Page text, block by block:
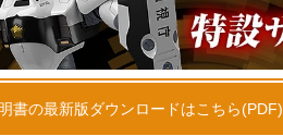
書の最新版ダウンロードはこちら(PDF)